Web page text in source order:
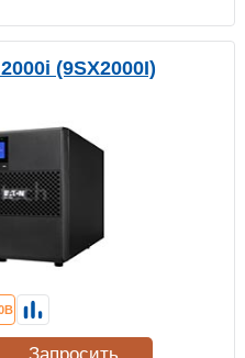
(9SX2000I)